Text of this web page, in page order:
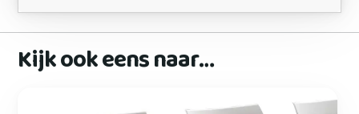
Kijk ook eens naar…